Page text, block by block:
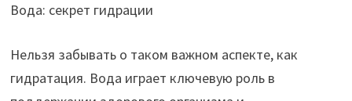
Вода: секрет гидрации
Нельзя забывать о таком важном аспекте, как
гидратация. Вода играет ключевую роль в